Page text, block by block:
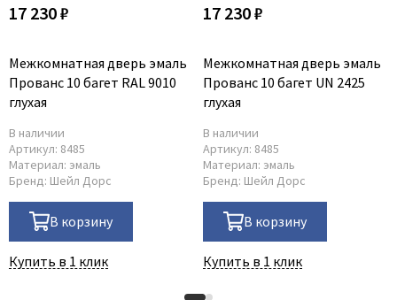
17 230 ₽
Межкомнатная дверь эмаль
Прованс 10 багет RAL 9010
глухая
В наличии
Артикул: 8485
Материал: эмаль
Бренд: Шейл Дорс
В корзину
Купить в 1 клик
17 230 ₽
Межкомнатная дверь эмаль
Прованс 10 багет UN 2425
глухая
В наличии
Артикул: 8485
Материал: эмаль
Бренд: Шейл Дорс
В корзину
Купить в 1 клик